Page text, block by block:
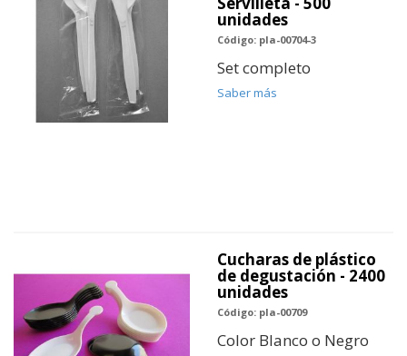
unidades
Código: pla-00704-3
Set completo
Saber más
Cucharas de plástico
de degustación - 2400
unidades
Código: pla-00709
Color Blanco o Negro